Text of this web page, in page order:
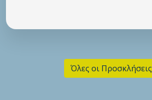
Όλες οι Προσκλήσεις